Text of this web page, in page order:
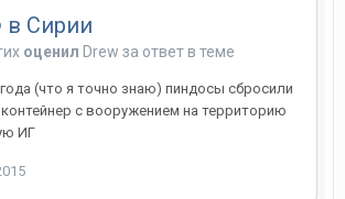
Сирии
оценил Drew за ответ в теме
(что я точно знаю) пиндосы сбросили
с вооружением на территорию
ИГ